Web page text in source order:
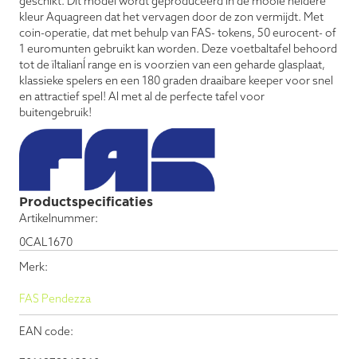
Productspecificaties
Artikelnummer:
0CAL1670
Merk:
FAS Pendezza
EAN code:
kleur Aquagreen dat het vervagen door de zon vermijdt. Met
coin-operatie, dat met behulp van FAS- tokens, 50 eurocent- of
1 euromunten gebruikt kan worden. Deze voetbaltafel behoord
tot de ïItalianÍ range en is voorzien van een geharde glasplaat,
klassieke spelers en een 180 graden draaibare keeper voor snel
en attractief spel! Al met al de perfecte tafel voor
buitengebruik!